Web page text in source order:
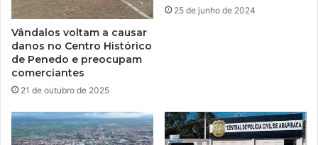
Vândalos voltam a causar
danos no Centro Histórico
de Penedo e preocupam
comerciantes
21 de outubro de 2025
25 de junho de 2024